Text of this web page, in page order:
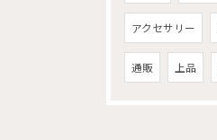
アクセサリー
通販 上品